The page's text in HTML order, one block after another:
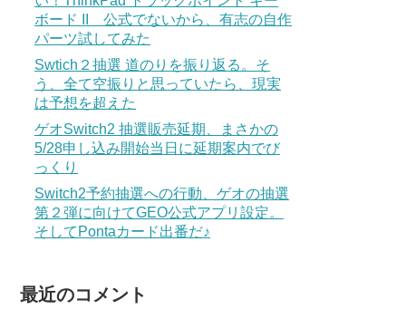
ボード II 公式でないから、有志の自作
パーツ試してみた
Swtich２抽選 道のりを振り返る。そ
う、全て空振りと思っていたら、現実
は予想を超えた
ゲオSwitch2 抽選販売延期、まさかの
5/28申し込み開始当日に延期案内でび
っくり
Switch2予約抽選への行動、ゲオの抽選
第２弾に向けてGEO公式アプリ設定。
そしてPontaカード出番だ♪
最近のコメント